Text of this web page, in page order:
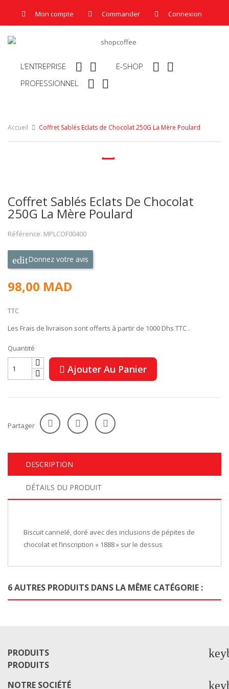
Mon compte Commander Connexion
 
L’ENTREPRISE  
E-SHOP
 
PROFESSIONNEL
Accueil Coffret Sablés Eclats de Chocolat 250G La Mère Poulard

Coffret Sablés Eclats De Chocolat
250G La Mère Poulard
Référence: MPLCOF00400
Donnez votre avis
98,00 MAD
TTC
Les Frais de livraison sont offerts à partir de 1000 Dhs TTC .
Quantité
Ajouter Au Panier
Partager
DESCRIPTION
DÉTAILS DU PRODUIT
Biscuit cannelé, doré avec des inclusions de pépites de
chocolat et l’inscription « 1888 » sur le dessus
6 AUTRES PRODUITS DANS LA MÊME CATÉGORIE :
PRODUITS
PRODUITS
NOTRE SOCIÉTÉ